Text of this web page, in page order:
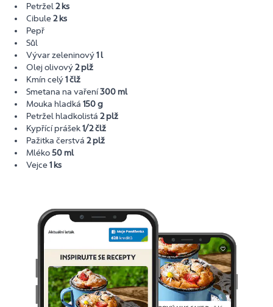
Petržel2 ks
Cibule2 ks
Pepř
Sůl
Vývar zeleninový1 l
Olej olivový2 plž
Kmín celý1 člž
Smetana na vaření300 ml
Mouka hladká 150 g
Petržel hladkolistá 2 plž
Kypřící prášek1/2 člž
Pažitka čerstvá 2 plž
Mléko50 ml
Vejce1 ks